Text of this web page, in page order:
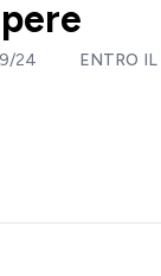
24 ENTRO IL